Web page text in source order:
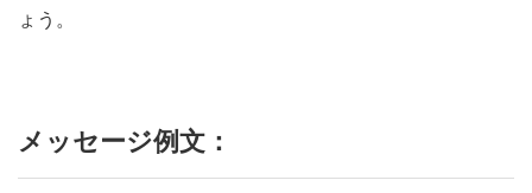
ょう。
メッセージ例文：